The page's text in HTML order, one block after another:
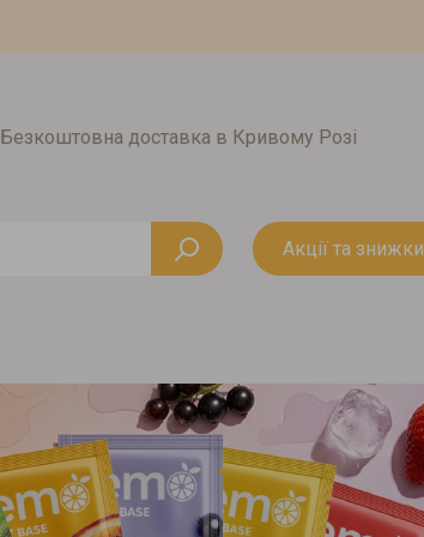
Безкоштовна доставка в Кривому Розі
Акції та знижки